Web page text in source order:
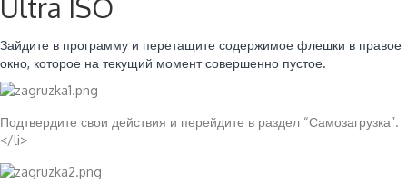
Ultra ISO
Зайдите в программу и перетащите содержимое флешки в правое
окно, которое на текущий момент совершенно пустое.
Подтвердите свои действия и перейдите в раздел “Самозагрузка”.
</li>